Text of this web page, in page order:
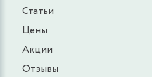
Статьи
Цены
Акции
Отзывы